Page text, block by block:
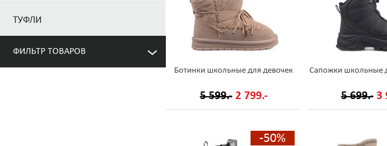
ТУФЛИ
ФИЛЬТР ТОВАРОВ
Ботинки школьные для девочек
5 599.- 2 799.-
Сапожки школьные
5 699.- 3
-50%